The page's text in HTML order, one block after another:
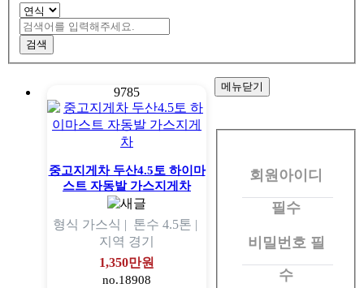
검색
9785
중고지게차 두산4.5토 하이마
스트 자동발 가스지게차
형식 가스식 | 톤수 4.5톤 |
지역 경기
1,350만원
no.18908
메뉴닫기
회
회원아이디
필수
비밀번호 필
수